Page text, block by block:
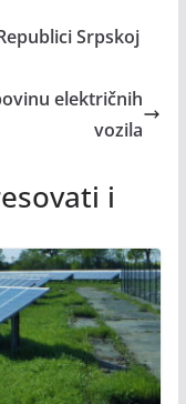
Srpskoj
električnih
vozila
i